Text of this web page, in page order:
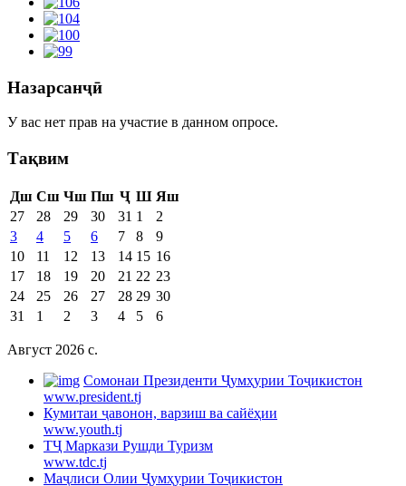
Назарсанҷӣ
У вас нет прав на участие в данном опросе.
Тақвим
Дш Сш Чш Пш Ҷ Ш Яш
27
28 29 30 31 1
2
3
4 5 6 7 8
9
10
11 12 13 14 15 16
17
18 19 20 21 22 23
24
25 26 27 28 29 30
31
1 2 3 4 5 6
Август 2026 c.
Cомонаи Президенти Ҷумҳурии Тоҷикистон
www.president.tj
Кумитаи ҷавонон, варзиш ва сайёҳии
www.youth.tj
ТҶ Маркази Рушди Туризм
www.tdc.tj
Маҷлиси Олии Ҷумҳурии Тоҷикистон